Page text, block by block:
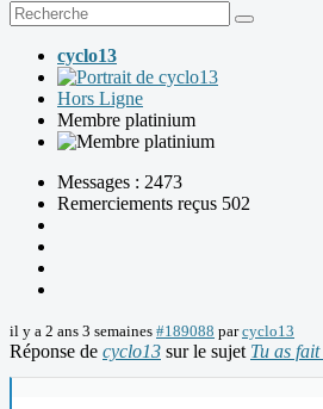
cyclo13
Hors Ligne
Membre platinium
Messages : 2473
Remerciements reçus 502
il y a 2 ans 3 semaines #189088 parcyclo13
Réponse de cyclo13 sur le sujet Tu as